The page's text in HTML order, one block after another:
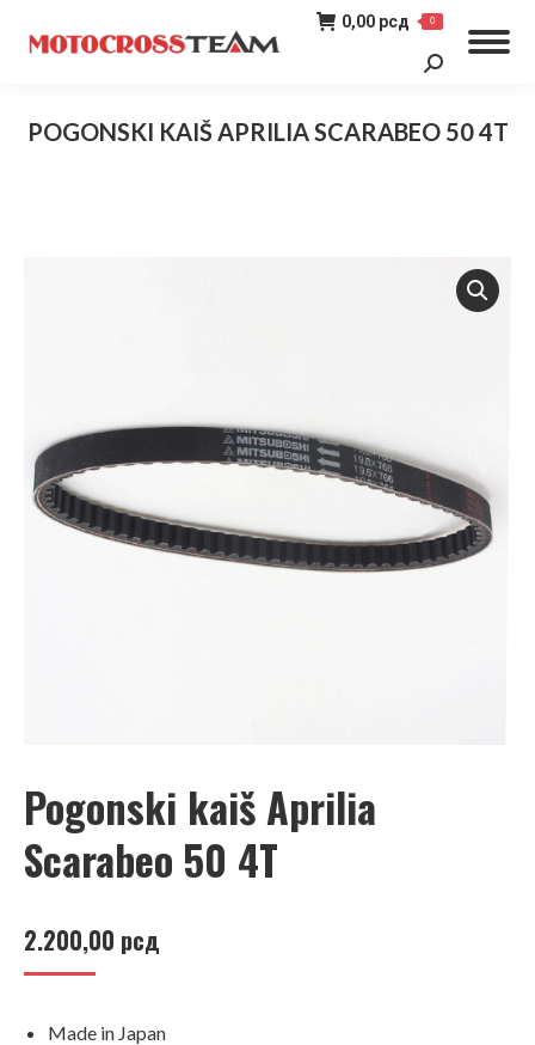
0,00 рсд 0
Search:
POGONSKI KAIŠ APRILIA SCARABEO 50 4T
Pogonski kaiš Aprilia
Scarabeo 50 4T
2.200,00 рсд
Made in Japan